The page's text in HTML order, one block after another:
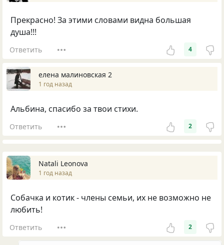
Прекрасно! За этими словами видна большая
душа!!!
Ответить 4
елена малиновская 2
1 год назад
Альбина, спасибо за твои стихи.
Ответить 2
Natali Leonova
1 год назад
Собачка и котик - члены семьи, их не возможно не
любить!
Ответить 2